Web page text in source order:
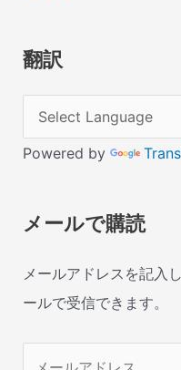
翻訳
Powered by
メールで購読
メールアドレスを記入
ールで受信できます。